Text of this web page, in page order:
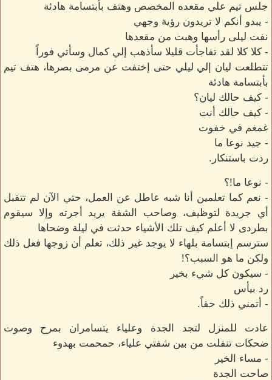
جلس تيم علي مقعده المخصص وهتف بأبتسامة هادئة
- يبدو أنكم لا تريدون رؤية وجهي
نفت ليلى رأسها وهبت من مقعدها
- كلا كلا لقد تفاجأت قليلا سأذهب إلي كمال وسأتي فوراً
تتطلعت ليان إلي ليلي حتى إختفت عن مرمى بصرها، هتف تيم
بأبتسامة هادئة
- كيف حالك ليان؟
- كيف حالك أنت
غمغم في خفوت
- جيد نوعا ما
ردت باستنكار.
- نوعا ما!؟
- نعم كما تعلمين أنا شبه عاطل عن العمل، حتي الآن لم تتقبل
أي جريدة لتوظيف، وصاحب الشقة يريد أجرته وإلا سيقوم
بطردى لا أعلم كيف تلك الأشياء حدثت في ليلة وضحاها
سترسم إبتسامة بلهاء لا يوجد غير ذلك، تعلم أن زوجها فعل ذلك
ولكن ما هو السبب؟!
- سيكون كل شيء بخير
رد بيأس
- أتمني ذلك حقاً.
عادت للمنزل لتجد الجدة وعلياء يتسامران بمرح وصوت
ضحكات تنفلت من بين شفتي علياء، حمحمت بهدوء
- مساء الخير
صاحت الجدة